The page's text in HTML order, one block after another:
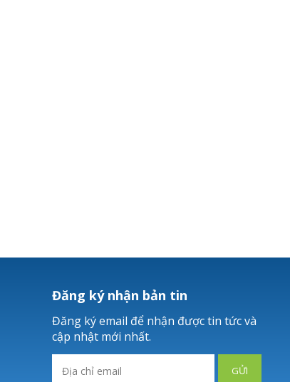
Đăng ký nhận bản tin
Đăng ký email để nhận được tin tức và
cập nhật mới nhất.
GỬI